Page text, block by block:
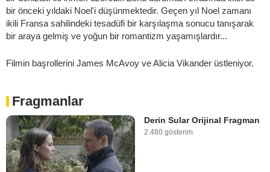
bir önceki yıldaki Noel'i düşünmektedir. Geçen yıl Noel zamanı
ikili Fransa sahilindeki tesadüfi bir karşılaşma sonucu tanışarak
bir araya gelmiş ve yoğun bir romantizm yaşamışlardır...
Filmin başrollerini James McAvoy ve Alicia Vikander üstleniyor.
Fragmanlar
Derin Sular Orijinal Fragman
2.480 gösterim